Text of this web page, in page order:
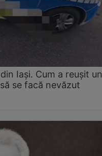
Iași. Cum a reușit un
se facă nevăzut